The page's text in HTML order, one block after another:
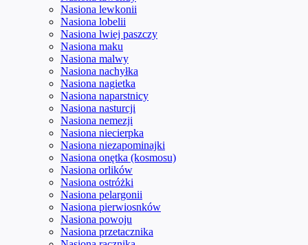
Nasiona lewkonii
Nasiona lobelii
Nasiona lwiej paszczy
Nasiona maku
Nasiona malwy
Nasiona nachyłka
Nasiona nagietka
Nasiona naparstnicy
Nasiona nasturcji
Nasiona nemezji
Nasiona niecierpka
Nasiona niezapominajki
Nasiona onętka (kosmosu)
Nasiona orlików
Nasiona ostróżki
Nasiona pelargonii
Nasiona pierwiosnków
Nasiona powoju
Nasiona przetacznika